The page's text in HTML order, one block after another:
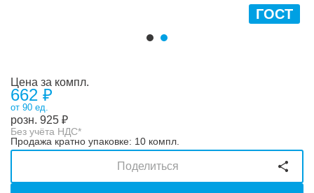
ГОСТ
Цена за компл.
662 ₽
от 90 ед.
розн. 925 ₽
Без учёта НДС*
Продажа кратно упаковке: 10 компл.
Поделиться